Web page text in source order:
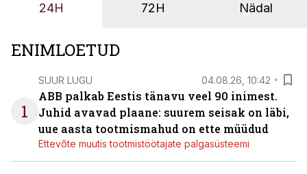
24H 72H Nädal
ENIMLOETUD
1
SUUR LUGU 04.08.26, 10:42
ABB palkab Eestis tänavu veel 90 inimest.
Juhid avavad plaane: suurem seisak on läbi,
uue aasta tootmismahud on ette müüdud
Ettevõte muutis tootmistöötajate palgasüsteemi